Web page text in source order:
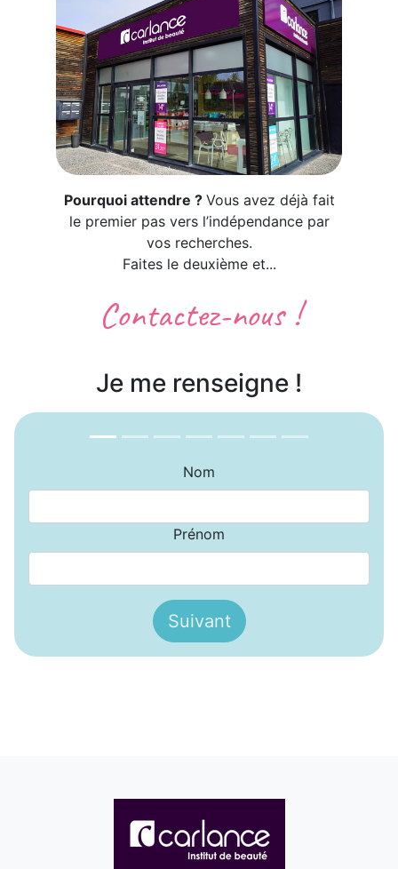
Pourquoi attendre ? Vous avez déjà fait
le premier pas vers l’indépendance par
vos recherches.
Faites le deuxième et...
Contactez-nous !
Je me renseigne !
Nom
Prénom
Suivant